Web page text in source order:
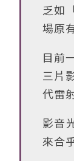
乏如
場原
目前
三片
代雷
影音
來合